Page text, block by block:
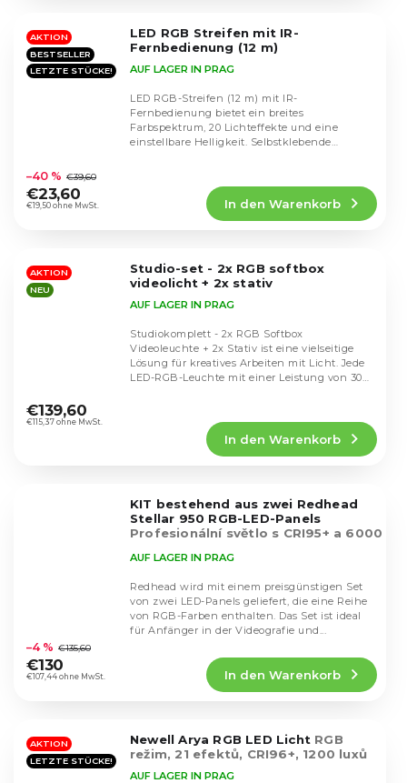
Sternen.
AKTION
BESTSELLER
LETZTE STÜCKE!
LED RGB Streifen mit IR-
Fernbedienung (12 m)
durchschnittliche
Produktbewertung
ist
Sternen.
AUF LAGER IN PRAG
€19,50 ohne MwSt.
–40 % €39,60
€23,60
In den Warenkorb
LED RGB-Streifen (12 m) mit IR-
Fernbedienung bietet ein breites
Farbspektrum, 20 Lichteffekte und eine
einstellbare Helligkeit. Selbstklebende
AKTION
NEU
Studio-set - 2x RGB softbox
videolicht + 2x stativ
durchschnittliche
Produktbewertung
AUF LAGER IN PRAG
€115,37 ohne MwSt.
€139,60
In den Warenkorb
Studiokomplett - 2x RGB Softbox
Videoleuchte + 2x Stativ ist eine vielseitige
Lösung für kreatives Arbeiten mit Licht. Jede
LED-RGB-Leuchte mit einer Leistung von 30
KIT bestehend aus zwei Redhead
Stellar 950 RGB-LED-Panels
Profesionální světlo s CRI95+ a 6000
durchschnittliche
Produktbewertung
ist
Sternen.
AUF LAGER IN PRAG
€107,44 ohne MwSt.
–4 % €135,60
€130
In den Warenkorb
Redhead wird mit einem preisgünstigen Set
von zwei LED-Panels geliefert, die eine Reihe
von RGB-Farben enthalten. Das Set ist ideal
für Anfänger in der Videografie und...
AKTION
LETZTE STÜCKE!
Newell Arya RGB LED Licht RGB
režim, 21 efektů, CRI96+, 1200 luxů
AUF LAGER IN PRAG